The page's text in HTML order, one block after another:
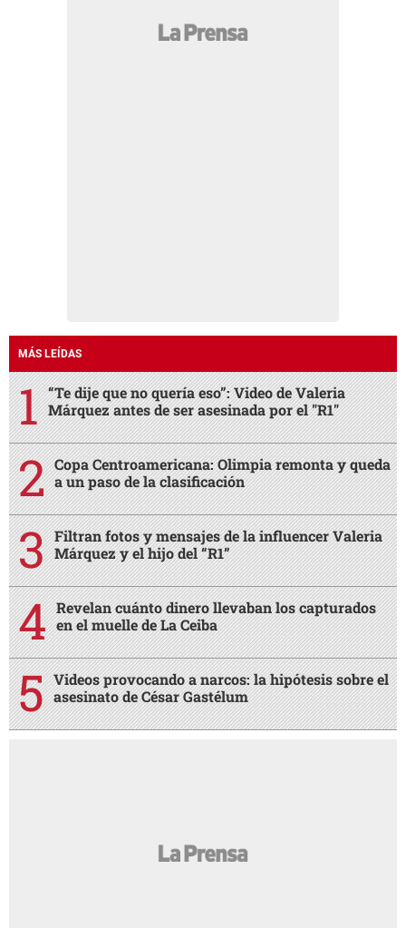
MÁS LEÍDAS
“Te dije que no quería eso”: Video de Valeria
Márquez antes de ser asesinada por el "R1"
Copa Centroamericana: Olimpia remonta y queda
a un paso de la clasificación
Filtran fotos y mensajes de la influencer Valeria
Márquez y el hijo del “R1”
Revelan cuánto dinero llevaban los capturados
en el muelle de La Ceiba
Videos provocando a narcos: la hipótesis sobre el
asesinato de César Gastélum